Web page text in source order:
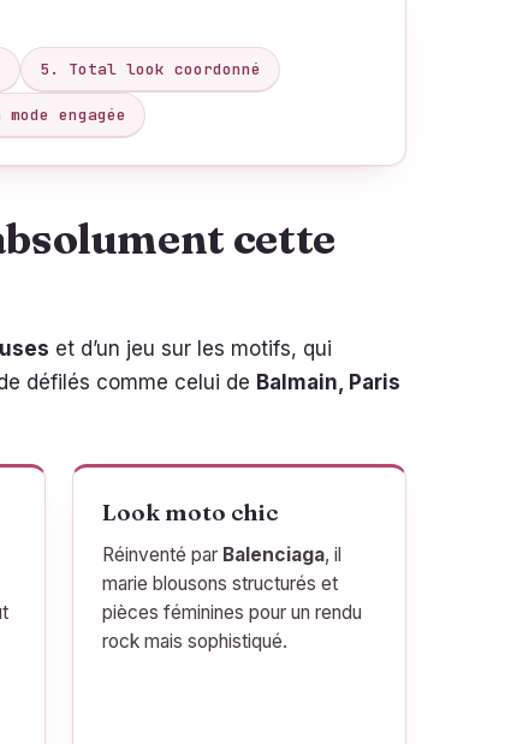
5. Total look coordonné
engagée
cette
et d’un jeu sur les motifs, qui
défilés comme celui de Balmain, Paris
Look moto chic
Réinventé par Balenciaga, il
marie blousons structurés et
pièces féminines pour un rendu
rock mais sophistiqué.